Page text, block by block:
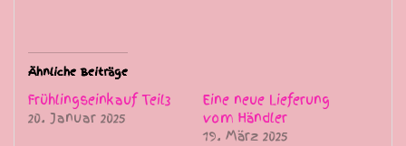
Ähnliche Beiträge
Frühlingseinkauf Teil3
20. Januar 2025
Eine neue Lieferung
vom Händler
19. März 2025